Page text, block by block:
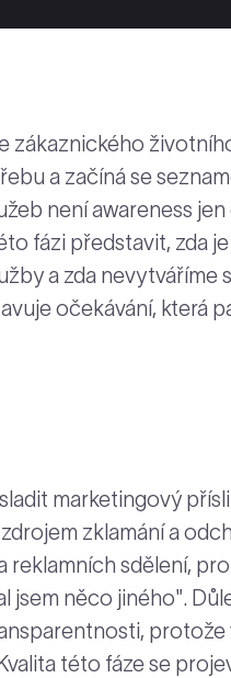
zákaznického
a začíná se
není awareness
fázi představit, zda
a zda nevytváříme
očekávání, která
marketingový
zklamání a
sdělení,
jsem něco jiného".
protože
této fáze se